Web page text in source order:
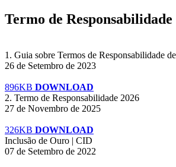
Termo de
1. Guia sobre Termos de Responsabilidade
26 de Setembro de 2023
896KB DOWNLOAD
2. Termo de Responsabilidade 2026
27 de Novembro de 2025
326KB DOWNLOAD
Inclusão de Ouro | CID
07 de Setembro de 2022